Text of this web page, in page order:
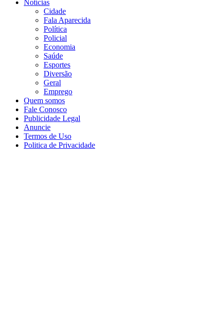
Notícias
Cidade
Fala Aparecida
Política
Policial
Economia
Saúde
Esportes
Diversão
Geral
Emprego
Quem somos
Fale Conosco
Publicidade Legal
Anuncie
Termos de Uso
Politica de Privacidade